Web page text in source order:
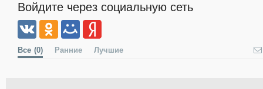
Войдите через социальную сеть
Все (0) Ранние Лучшие